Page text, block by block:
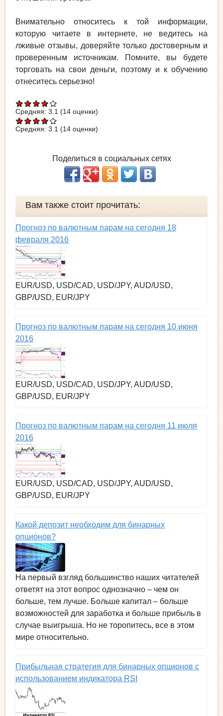
Внимательно относитесь к той информации,
которую читаете в интернете, не ведитесь на
лживые отзывы, доверяйте только достоверным и
проверенным источникам. Помните, вы будете
торговать на свои деньги, поэтому и к обучению
отнеситесь серьезно!
Средняя: 3.1 (14 оценки)
Средняя: 3.1 (14 оценки)
Поделиться в социальных сетях
Вам также стоит прочитать:
Прогноз по валютным парам на сегодня 18
февраля 2016
EUR/USD, USD/CAD, USD/JPY, AUD/USD,
GBP/USD, EUR/JPY
Прогноз по валютным парам на сегодня 10 июня
2016
EUR/USD, USD/CAD, USD/JPY, AUD/USD,
GBP/USD, EUR/JPY
Прогноз по валютным парам на сегодня 11 июля
2016
EUR/USD, USD/CAD, USD/JPY, AUD/USD,
GBP/USD, EUR/JPY
Какой депозит необходим для бинарных
опционов?
На первый взгляд большинство наших читателей
ответят на этот вопрос однозначно – чем он
больше, тем лучше. Больше капитал – больше
возможностей для заработка и больше прибыль в
случае выигрыша. Но не торопитесь, все в этом
мире относительно.
Прибыльная стратегия для бинарных опционов с
использованием индикатора RSI